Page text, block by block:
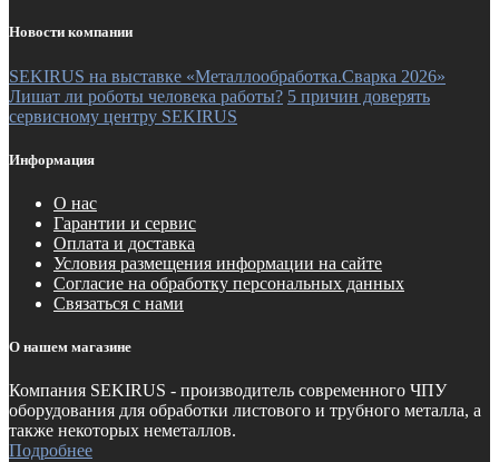
Новости компании
SEKIRUS на выставке «Металлообработка.Сварка 2026»
Лишат ли роботы человека работы? 5 причин доверять
сервисному центру SEKIRUS
Информация
О нас
Гарантии и сервис
Оплата и доставка
Условия размещения информации на сайте
Согласие на обработку персональных данных
Связаться с нами
О нашем магазине
Компания SEKIRUS - производитель современного ЧПУ
оборудования для обработки листового и трубного металла, а
также некоторых неметаллов.
Подробнее